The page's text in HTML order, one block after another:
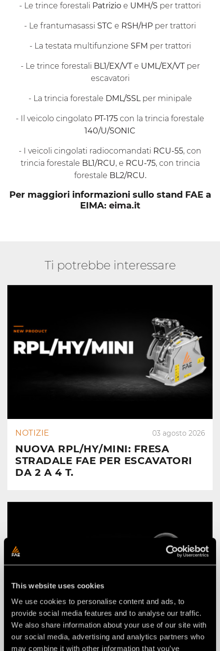
This website uses cookies
We use cookies to personalise content and ads, to
provide social media features and to analyse our traffic.
We also share information about your use of our site with
our social media, advertising and analytics partners who
may combine it with other information that you’ve
- Le trince forestali Patrizio e UMH/S per trattori
- Le frantumasassi STC e RSH/HP per trattori
- La testata multifunzione SFM per trattori
- Le trince forestali BL1/EX/VTe UML/EX/VTper
escavatori
- La trincia forestale DML/SSL per minipale
- Il veicolo cingolato PT-175 con la trincia forestale
140/U/SONIC
- I veicoli cingolati radiocomandati RCU-55, con
trincia forestale BL1/RCU, e RCU-75, con trincia
forestale BL2/RCU.
Per maggiori informazioni sullo stand FAE a
EIMA: eima.it
Ti potrebbe interessare
NOTIZIE 03 agosto 2026
NUOVA RPL/HY/MINI: FRESA
STRADALE FAE PER ESCAVATORI
DA 2 A 4 T.